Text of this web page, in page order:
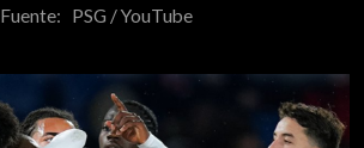
Fuente: PSG / YouTube